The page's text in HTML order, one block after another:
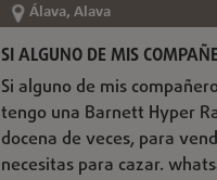
Álava, Alava
SI ALGUNO DE MIS
Si alguno de mis
tengo una Barnett Hyper
docena de veces, para
necesitas para cazar.